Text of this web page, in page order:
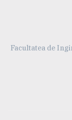
Facultatea de